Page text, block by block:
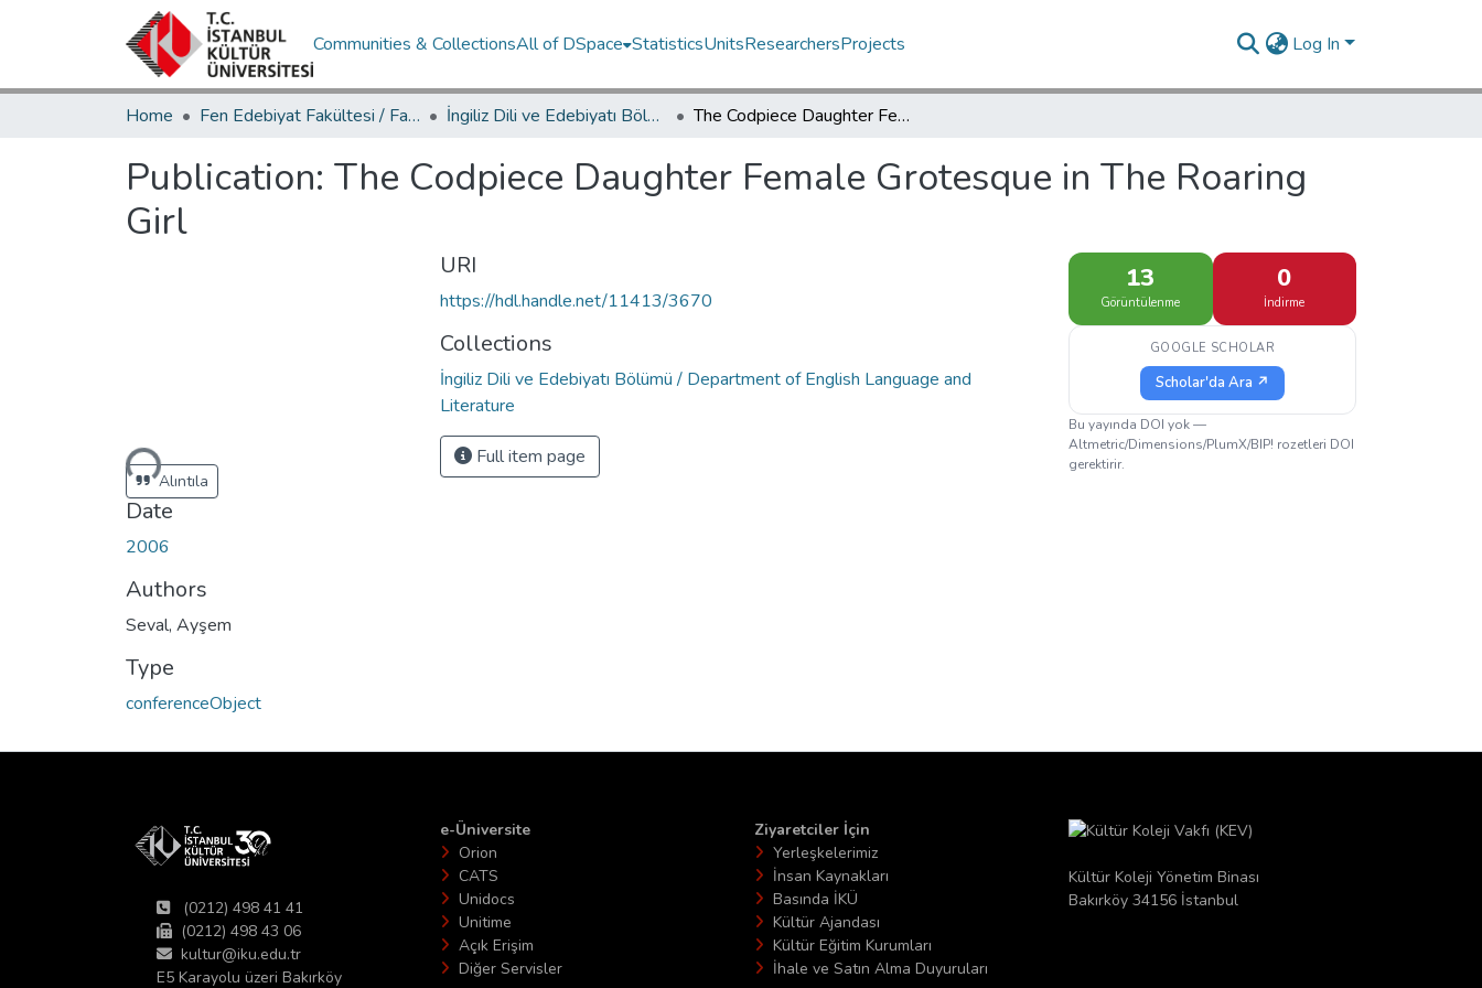
Communities & CollectionsAll of DSpace StatisticsUnitsResearchersProjects Log In
Home Fen Edebiyat Fakültesi / Faculty of Letters and Sciences İngiliz Dili ve Edebiyatı Bölümü / Department of English Language and Literature The Codpiece Daughter Female Grotesque in The Roaring Girl
Publication: The Codpiece Daughter Female Grotesque in The Roaring
Girl
Loading...
Alıntıla
Date
2006
Authors
Seval, Ayşem
Type
conferenceObject
URI
https://hdl.handle.net/11413/3670
Collections
İngiliz Dili ve Edebiyatı Bölümü / Department of English Language and
Literature
Full item page
13
Görüntülenme
0
İndirme
GOOGLE SCHOLAR
Scholar'da Ara ↗
Bu yayında DOI yok —
Altmetric/Dimensions/PlumX/BIP! rozetleri DOI
gerektirir.
(0212) 498 41 41
(0212) 498 43 06
kultur@iku.edu.tr
E5 Karayolu üzeri Bakırköy
e-Üniversite
Orion
CATS
Unidocs
Unitime
Açık Erişim
Diğer Servisler
Ziyaretciler İçin
Yerleşkelerimiz
İnsan Kaynakları
Basında İKÜ
Kültür Ajandası
Kültür Eğitim Kurumları
İhale ve Satın Alma Duyuruları
Kültür Koleji Yönetim Binası
Bakırköy 34156 İstanbul